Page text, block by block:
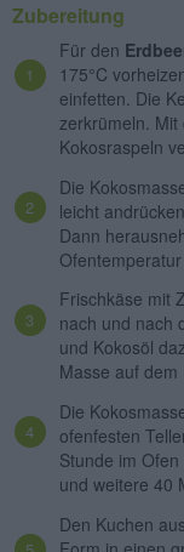
Zubereitung
Für den
175°C
einfetten. Die
zerkrümeln. Mit
Kokosraspeln
Die
leicht
Dann
Frischkäse mit
nach und nach
und Kokosöl
Masse auf
Die
ofenfesten
Stunde im
und weitere 40
Den Kuchen